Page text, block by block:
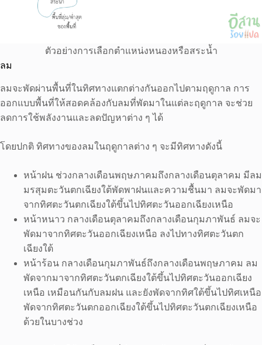
ตัวอย่างการเลือกตำแหน่งหนองหรือสระน้ำ
ลม
ลมจะพัดผ่านพื้นที่ในทิศทางแตกต่างกันออกไปตามฤดูกาล การ
ออกแบบพื้นที่ให้สอดคล้องกับลมที่พัดมาในแต่ละฤดูกาล จะช่วย
ลดการใช้พลังงานและลดปัญหาต่าง ๆ ได้
โดยปกติ ทิศทางของลมในฤดูกาลต่าง ๆ จะมีทิศทางดังนี้
หน้าฝน ช่วงกลางเดือนพฤษภาคมถึงกลางเดือนตุลาคม มีลม
มรสุมตะวันตกเฉียงใต้พัดพาฝนและความชื้นมา ลมจะพัดมา
จากทิศตะวันตกเฉียงใต้ขึ้นไปทิศตะวันออกเฉียงเหนือ
หน้าหนาว กลางเดือนตุลาคมถึงกลางเดือนกุมภาพันธ์ ลมจะ
พัดมาจากทิศตะวันออกเฉียงเหนือ ลงไปทางทิศตะวันตก
เฉียงใต้
หน้าร้อน กลางเดือนกุมภาพันธ์ถึงกลางเดือนพฤษภาคม ลม
พัดจากมาจากทิศตะวันตกเฉียงใต้ขึ้นไปทิศตะวันออกเฉียง
เหนือ เหมือนกันกับลมฝน และยังพัดจากทิศใต้ขึ้นไปทิศเหนือ
พัดจากทิศตะวันตกออกเฉียงใต้ขึ้นไปทิศตะวันตกเฉียงเหนือ
ด้วยในบางช่วง